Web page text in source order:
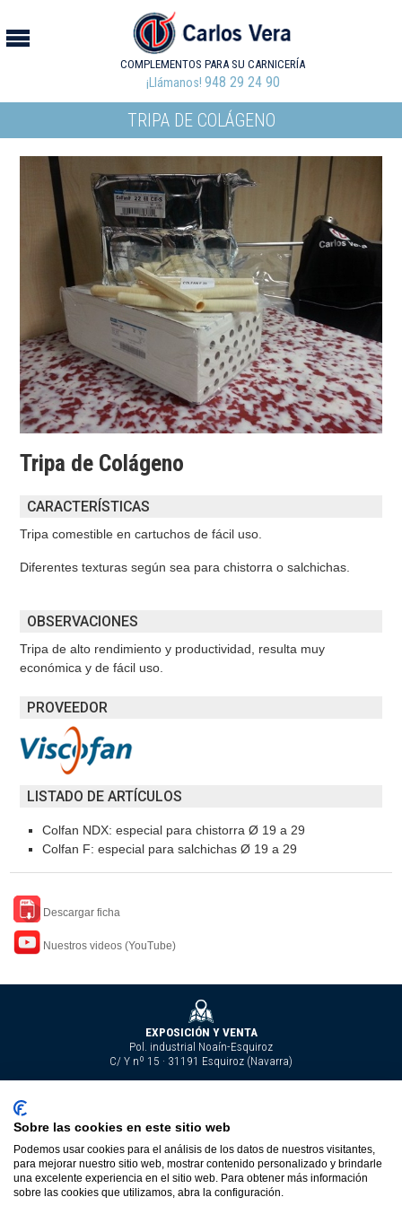
COMPLEMENTOS PARA SU CARNICERÍA
¡Llámanos! 948 29 24 90
TRIPA DE COLÁGENO
Tripa de Colágeno
CARACTERÍSTICAS
Tripa comestible en cartuchos de fácil uso.
Diferentes texturas según sea para chistorra o salchichas.
OBSERVACIONES
Tripa de alto rendimiento y productividad, resulta muy
económica y de fácil uso.
PROVEEDOR
LISTADO DE ARTÍCULOS
Colfan NDX: especial para chistorra Ø 19 a 29
Colfan F: especial para salchichas Ø 19 a 29
Descargar ficha
Nuestros videos (YouTube)
EXPOSICIÓN Y VENTA
Pol. industrial Noaín-Esquiroz
C/ Y nº 15 · 31191 Esquiroz (Navarra)
Tel. 948 29 24 90
Fax 948 29 24 91
carlos@carlosverasl.com
Copyright © Carlos Vera, S.L. |Aviso Legal|Política de privacidad|Política
de cookies
Sobre las cookies en este sitio web
Podemos usar cookies para el análisis de los datos de nuestros visitantes,
para mejorar nuestro sitio web, mostrar contenido personalizado y brindarle
una excelente experiencia en el sitio web. Para obtener más información
sobre las cookies que utilizamos, abra la configuración.